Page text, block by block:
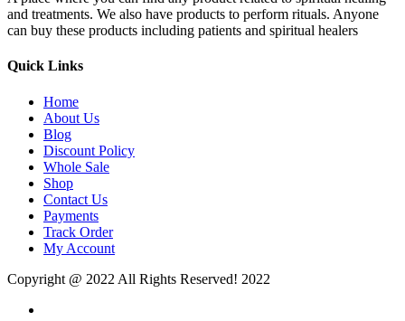
and treatments. We also have products to perform rituals. Anyone
can buy these products including patients and spiritual healers
Quick Links
Home
About Us
Blog
Discount Policy
Whole Sale
Shop
Contact Us
Payments
Track Order
My Account
Copyright @ 2022 All Rights Reserved! 2022